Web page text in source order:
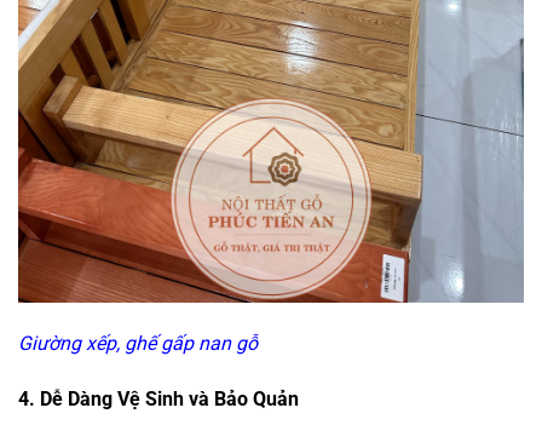
Giường xếp, ghế gấp nan gỗ
4. Dễ Dàng Vệ Sinh và Bảo Quản